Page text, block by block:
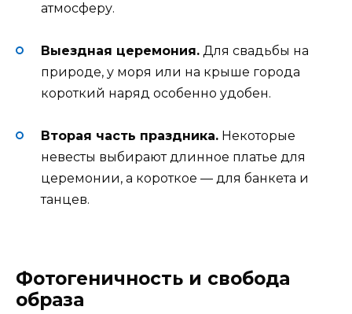
атмосферу.
Выездная церемония. Для свадьбы на
природе, у моря или на крыше города
короткий наряд особенно удобен.
Вторая часть праздника. Некоторые
невесты выбирают длинное платье для
церемонии, а короткое — для банкета и
танцев.
Фотогеничность и свобода
образа